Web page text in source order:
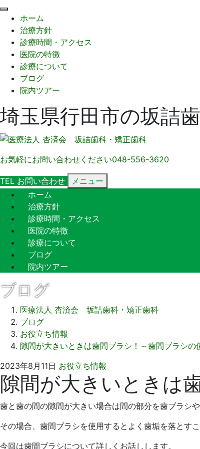
ホーム
治療方針
診療時間・アクセス
医院の特徴
診療について
ブログ
院内ツアー
埼玉県行田市の坂詰
お気軽にお問い合わせください048-556-3620
TEL お問い合わせ
メニュー
ホーム
治療方針
診療時間・アクセス
医院の特徴
診療について
ブログ
院内ツアー
ブログ
医療法人 杏済会 坂詰歯科・矯正歯科
ブログ
お役立ち情報
隙間が大きいときは歯間ブラシ！～歯間ブラシの
2023年8月11日 お役立ち情報
7
月
26
日
歯
科
医
院
隙間が大きいときは
歯と歯の間の隙間が大きい場合は間の部分を歯ブラシ
その場合、歯間ブラシを使用するとよく歯垢を落とすこ
今回は歯間ブラシについて詳しくお話しします。